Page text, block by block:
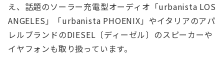
え、話題のソーラー充電型オーディオ「urbanista LOS
ANGELES」「urbanista PHOENIX」やイタリアのアパ
レルブランドのDIESEL〔ディーゼル〕のスピーカーや
イヤフォンも取り扱っています。